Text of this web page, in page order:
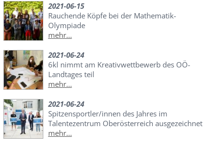
2021-06-15
Rauchende Köpfe bei der Mathematik-
Olympiade
mehr...
2021-06-24
6kl nimmt am Kreativwettbewerb des OÖ-
Landtages teil
mehr...
2021-06-24
Spitzensportler/innen des Jahres im
Talentezentrum Oberösterreich ausgezeichnet
mehr...